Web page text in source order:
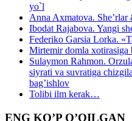
yo`l
Anna Axmatova.
Ibodat Rajabova. Yangi
Federiko Garsia Lorka.
Mirtemir domla xotirasiga
Sulaymon Rahmon.
siyrati va suvratiga
bag’ishlov
Tolibi ilm kerak…
ENG KO’P O’QILGAN